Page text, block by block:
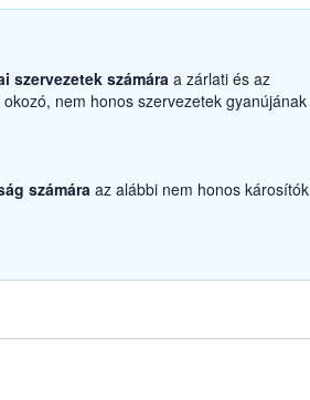
szervezetek számáraa zárlati és az
nem honos szervezetek gyanújának
számára az alábbi nem honos károsítók